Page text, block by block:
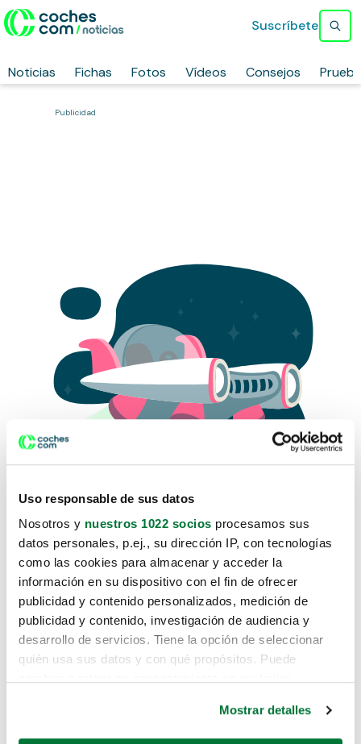
Uso responsable de sus datos
Nosotros y nuestros 1022 socios procesamos sus
datos personales, p.ej., su dirección IP, con tecnologías
como las cookies para almacenar y acceder la
información en su dispositivo con el fin de ofrecer
publicidad y contenido personalizados, medición de
publicidad y contenido, investigación de audiencia y
desarrollo de servicios. Tiene la opción de seleccionar
quién usa sus datos y con qué propósitos. Puede
Mostrar detalles
Noticias Fichas Fotos Vídeos Consejos
Suscríbete
Publicidad
Lo sentimos, no sabemos como
te hemos traido hasta aquí.
Pero puedes encontrar el coche que estás
buscando en alguno de estos enlaces: